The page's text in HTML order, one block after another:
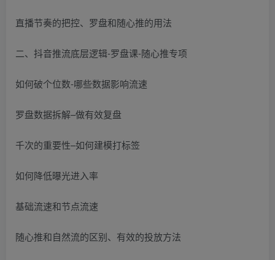
直播节奏的把控、罗盘和随心推的用法
二、抖音推流底层逻辑-罗盘课-随心推专项
如何破个位数-哪些数据影响流速
罗盘数据拆解–做有效复盘
千次的重要性–如何建模打标签
如何降低曝光进入率
基础流速和节点流速
随心推和自然流的区别、有效的投放方法